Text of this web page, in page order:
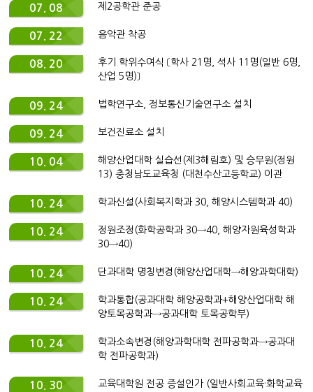
07. 08 제2공학관 준공
07. 22 음악관 착공
08. 20
후기 학위수여식 〔학사 21명, 석사 11명(일반 6명,
산업 5명)〕
09. 24 법학연구소, 정보통신기술연구소 설치
09. 24 보건진료소 설치
10. 04
해양산업대학 실습선(제3해림호) 및 승무원(정원
13) 충청남도교육청 (대천수산고등학교) 이관
10. 24 학과신설(사회복지학과 30, 해양시스템학과 40)
10. 24
정원조정(화학공학과 30→40, 해양자원육성학과
30→40)
10. 24 단과대학 명칭변경(해양산업대학→해양과학대학)
10. 24
학과통합(공과대학 해양공학과+해양산업대학 해
양토목공학과→공과대학 토목공학부)
10. 24
학과소속변경(해양과학대학 전파공학과→공과대
학 전파공학과)
10. 30
교육대학원 전공 증설인가 (일반사회교육·화학교육